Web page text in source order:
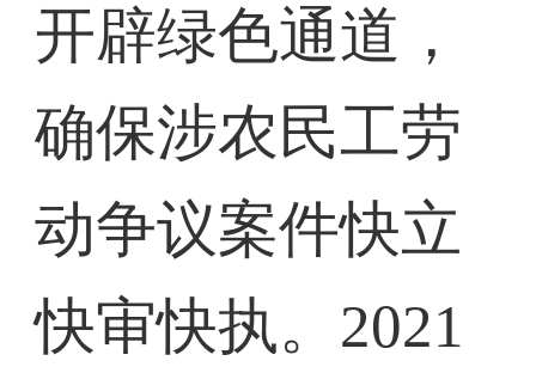
开辟绿色通道，
确保涉农民工劳
动争议案件快立
快审快执。2021